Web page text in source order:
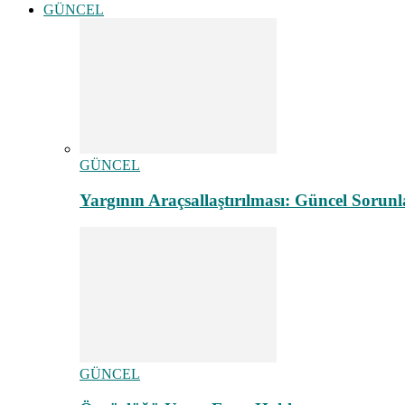
GÜNCEL
GÜNCEL
Yargının Araçsallaştırılması: Güncel
GÜNCEL